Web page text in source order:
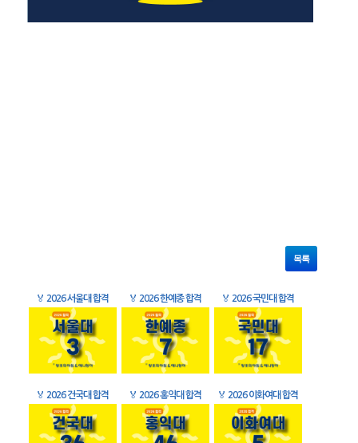
목록
🏅 2026 서울대 합격 🏅 2026 한예종 합격 🏅 2026 국민대 합격
🏅 2026 건국대 합격 🏅 2026 홍익대 합격 🏅 2026 이화여대 합격